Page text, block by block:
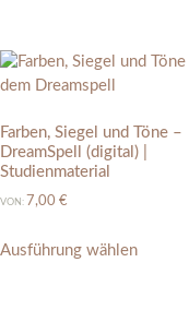
Farben, Siegel und Töne –
DreamSpell (digital) |
Studienmaterial
VON: 7,00 €
Ausführung wählen